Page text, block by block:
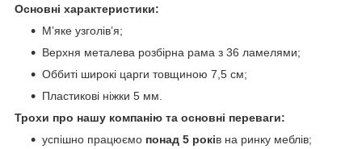
Основні характеристики:
М’яке узголів’я;
Верхня металева розбірна рама з 36 ламелями;
Оббиті широкі царги товщиною 7,5 см;
Пластикові ніжки 5 мм.
Трохи про нашу компанію та основні переваги:
успішно працюємо понад 5 років на ринку меблів;